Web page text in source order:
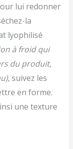
lui redonner
la
lyophilisé
à froid qui
du produit,
, suivez les
en forme.
une texture